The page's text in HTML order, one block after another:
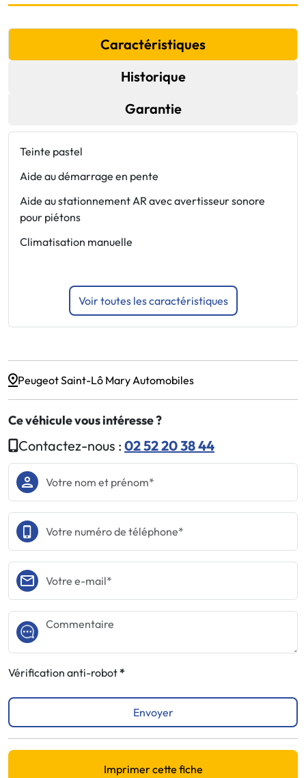
Caractéristiques
Historique
Garantie
Teinte pastel
Aide au démarrage en pente
Aide au stationnement AR avec avertisseur sonore
pour piétons
Climatisation manuelle
Voir toutes les caractéristiques
Peugeot Saint-Lô Mary Automobiles
Ce véhicule vous intéresse ?
Contactez-nous : 02 52 20 38 44
Vérification anti-robot
Envoyer
Imprimer cette fiche